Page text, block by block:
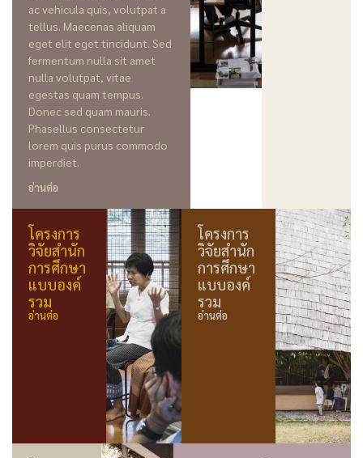
ac vehicula quis, volutpat a
tellus. Maecenas aliquam
eget elit eget tincidunt. Sed
fermentum nulla sit amet
nulla volutpat, vitae
egestas quam tempus.
Donec sed quam mauris.
Phasellus consectetur
lorem quis purus commodo
imperdiet.
อ่านต่อ
โครงการ
วิจัยสำนัก
การศึกษา
แบบองค์
รวม
อ่านต่อ
โครงการ
วิจัยสำนัก
การศึกษา
แบบองค์
รวม
อ่านต่อ